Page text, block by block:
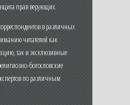
прав верующих.
в различных
читателей как
так и эксклюзивные
богословские
по различным